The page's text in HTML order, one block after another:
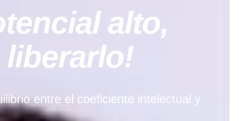
alto,
entre el coeficiente intelectual y